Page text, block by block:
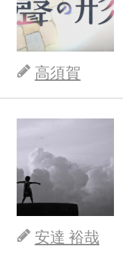
高須賀
安達 裕哉